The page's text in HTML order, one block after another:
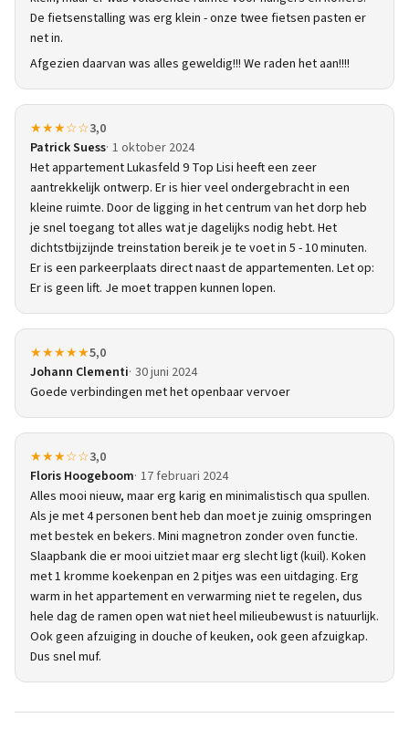
De fietsenstalling was erg klein - onze twee fietsen pasten er
net in.
Afgezien daarvan was alles geweldig!!! We raden het aan!!!!
★★★☆☆3,0
Patrick Suess 1 oktober 2024
Het appartement Lukasfeld 9 Top Lisi heeft een zeer
aantrekkelijk ontwerp. Er is hier veel ondergebracht in een
kleine ruimte. Door de ligging in het centrum van het dorp heb
je snel toegang tot alles wat je dagelijks nodig hebt. Het
dichtstbijzijnde treinstation bereik je te voet in 5 - 10 minuten.
Er is een parkeerplaats direct naast de appartementen. Let op:
Er is geen lift. Je moet trappen kunnen lopen.
★★★★★5,0
Johann Clementi 30 juni 2024
Goede verbindingen met het openbaar vervoer
★★★☆☆3,0
Floris Hoogeboom 17 februari 2024
Alles mooi nieuw, maar erg karig en minimalistisch qua spullen.
Als je met 4 personen bent heb dan moet je zuinig omspringen
met bestek en bekers. Mini magnetron zonder oven functie.
Slaapbank die er mooi uitziet maar erg slecht ligt (kuil). Koken
met 1 kromme koekenpan en 2 pitjes was een uitdaging. Erg
warm in het appartement en verwarming niet te regelen, dus
hele dag de ramen open wat niet heel milieubewust is natuurlijk.
Ook geen afzuiging in douche of keuken, ook geen afzuigkap.
Dus snel muf.